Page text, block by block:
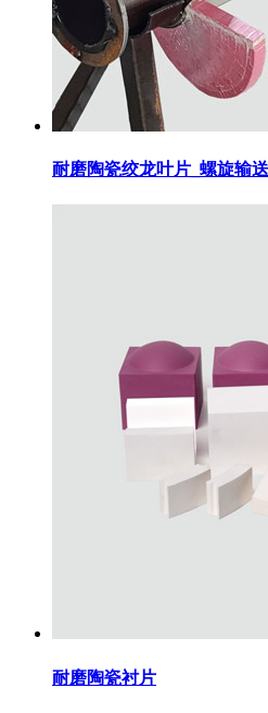
耐磨陶瓷绞龙叶片_螺旋输
耐磨陶瓷衬片